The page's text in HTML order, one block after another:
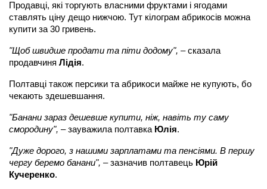
Продавці, які торгують власними фруктами і ягодами
ставлять ціну дещо нижчою. Тут кілограм абрикосів можна
купити за 30 гривень.
"Щоб швидше продати та піти додому", – сказала
продавчиня Лідія.
Полтавці також персики та абрикоси майже не купують, бо
чекають здешевшання.
"Банани зараз дешевше купити, ніж, навіть ту саму
смородину", – зауважила полтавка Юлія.
"Дуже дорого, з нашими зарплатами та пенсіями. В першу
чергу беремо банани", – зазначив полтавець Юрій
Кучеренко.